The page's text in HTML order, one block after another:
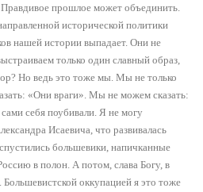
прошлое может объединить.
исторической политики
нашей истории выпадает. Они не
только один славный образ,
Но ведь это тоже мы. Мы не только
«Они враги». Мы не можем сказать:
себя поубивали. Я не могу
Исаевича, что развивалась
большевики, напичканные
в полон. А потом, слава Богу, в
оккупацией я это тоже